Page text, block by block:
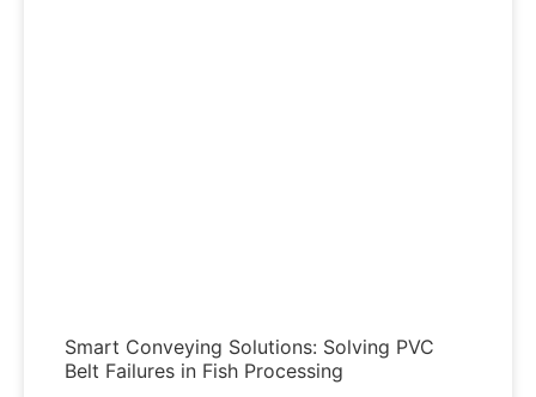
Smart Conveying Solutions: Solving PVC
Belt Failures in Fish Processing